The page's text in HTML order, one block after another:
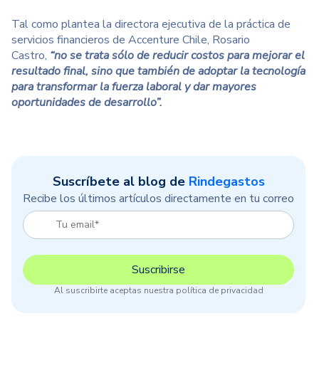
Suscríbete al blog de Rindegastos
Recibe los últimos artículos directamente en tu correo
Al suscribirte aceptas nuestra política de privacidad
Tal como plantea la directora ejecutiva de la práctica de
servicios financieros de Accenture Chile, Rosario
Castro, “no se trata sólo de reducir costos para mejorar el
resultado final, sino que también de adoptar la tecnología
para transformar la fuerza laboral y dar mayores
oportunidades de desarrollo”.